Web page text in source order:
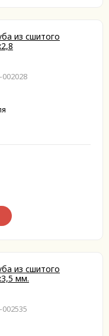
из сшитого
002028
из сшитого
мм.